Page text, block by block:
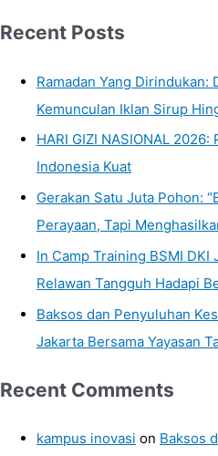
Recent Posts
Ramadan Yang Dirindukan:
Kemunculan Iklan Sirup
HARI GIZI NASIONAL
Indonesia Kuat
Gerakan Satu Juta Pohon:
Perayaan, Tapi
In Camp Training BSMI DKI
Relawan Tangguh Hadapi
Baksos dan Penyuluhan
Jakarta Bersama Yayasan
Recent Comments
kampus inovasi on Baksos